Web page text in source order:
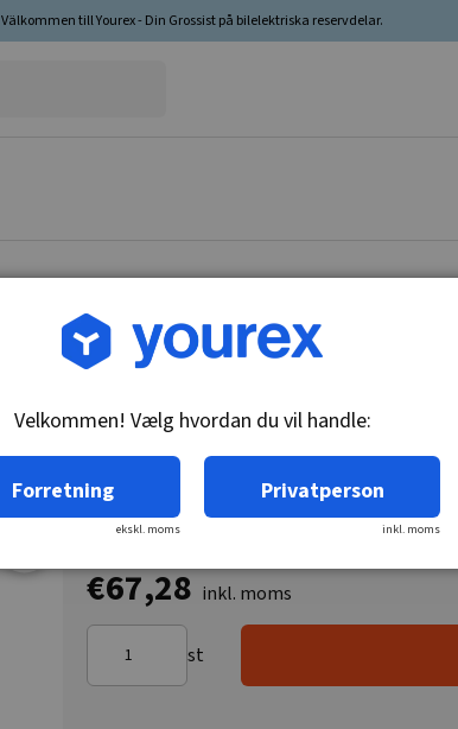
Välkommen till Yourex - Din Grossist på bilelektriska reservdelar.
Vare nr.: DR-1119780
€67,28 inkl. moms
st
Velkommen! Vælg hvordan du vil handle:
Forretning
ekskl. moms
Privatperson
inkl. moms